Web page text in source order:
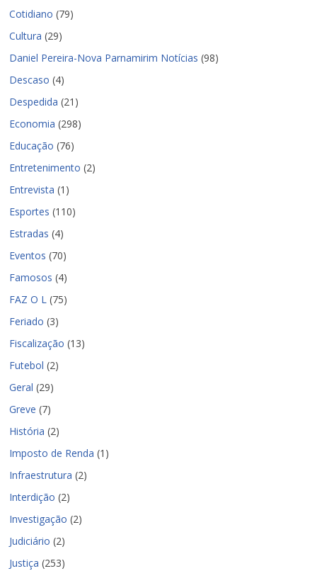
Cotidiano (79)
Cultura (29)
Daniel Pereira-Nova Parnamirim Notícias (98)
Descaso (4)
Despedida (21)
Economia (298)
Educação (76)
Entretenimento (2)
Entrevista (1)
Esportes (110)
Estradas (4)
Eventos (70)
Famosos (4)
FAZ O L (75)
Feriado (3)
Fiscalização (13)
Futebol (2)
Geral (29)
Greve (7)
História (2)
Imposto de Renda (1)
Infraestrutura (2)
Interdição (2)
Investigação (2)
Judiciário (2)
Justiça (253)